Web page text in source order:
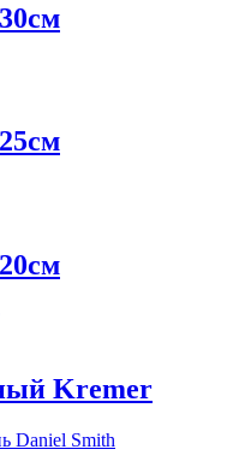
Kremer